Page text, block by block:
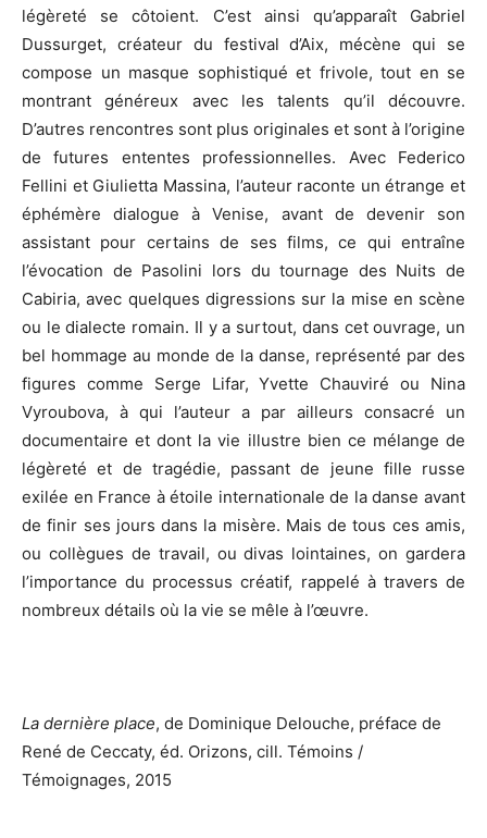
légèreté se côtoient. C’est ainsi qu’apparaît Gabriel
Dussurget, créateur du festival d’Aix, mécène qui se
compose un masque sophistiqué et frivole, tout en se
montrant généreux avec les talents qu’il découvre.
D’autres rencontres sont plus originales et sont à l’origine
de futures ententes professionnelles. Avec Federico
Fellini et Giulietta Massina, l’auteur raconte un étrange et
éphémère dialogue à Venise, avant de devenir son
assistant pour certains de ses films, ce qui entraîne
l’évocation de Pasolini lors du tournage des Nuits de
Cabiria, avec quelques digressions sur la mise en scène
ou le dialecte romain. Il y a surtout, dans cet ouvrage, un
bel hommage au monde de la danse, représenté par des
figures comme Serge Lifar, Yvette Chauviré ou Nina
Vyroubova, à qui l’auteur a par ailleurs consacré un
documentaire et dont la vie illustre bien ce mélange de
légèreté et de tragédie, passant de jeune fille russe
exilée en France à étoile internationale de la danse avant
de finir ses jours dans la misère. Mais de tous ces amis,
ou collègues de travail, ou divas lointaines, on gardera
l’importance du processus créatif, rappelé à travers de
nombreux détails où la vie se mêle à l’œuvre.
La dernière place, de Dominique Delouche, préface de
René de Ceccaty, éd. Orizons, cill. Témoins /
Témoignages, 2015